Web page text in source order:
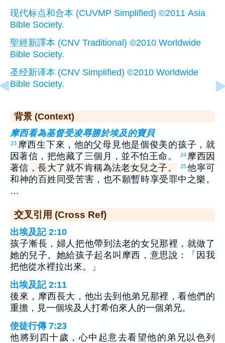
现代标点和合本 (CUVMP Simplified) ©2011 Asia
Bible Society.
聖經新譯本 (CNV Traditional) ©2010 Worldwide
Bible Society.
圣经新译本 (CNV Simplified) ©2010 Worldwide
Bible Society.
背景 (Context)
摩西看為基督受凌辱勝於埃及的寶貝
23 摩西生下來，他的父母見他是個俊美的孩子，就
因著信，把他藏了三個月，並不怕王命。
24 摩西因
著信，長大了就不肯稱為法老女兒之子。
25他寧可
和神的百姓同受苦害，也不願暫時享受罪中之樂。
…
交叉引用 (Cross Ref)
出埃及記 2:10
孩子漸長，婦人把他帶到法老的女兒那裡，就做了
她的兒子。她給孩子起名叫摩西，意思說：「因我
把他從水裡拉出來。」
出埃及記 2:11
後來，摩西長大，他出去到他弟兄那裡，看他們的
重擔，見一個埃及人打希伯來人的一個弟兄。
使徒行傳 7:23
他將到四十歲，心中起意去看望他的弟兄以色列